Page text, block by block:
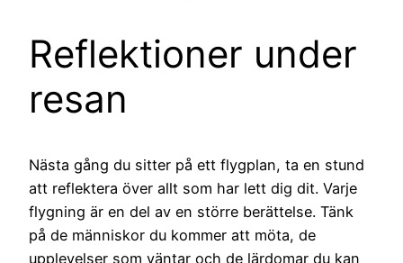
Reflektioner under
resan
Nästa gång du sitter på ett flygplan, ta en stund
att reflektera över allt som har lett dig dit. Varje
flygning är en del av en större berättelse. Tänk
på de människor du kommer att möta, de
upplevelser som väntar och de lärdomar du kan